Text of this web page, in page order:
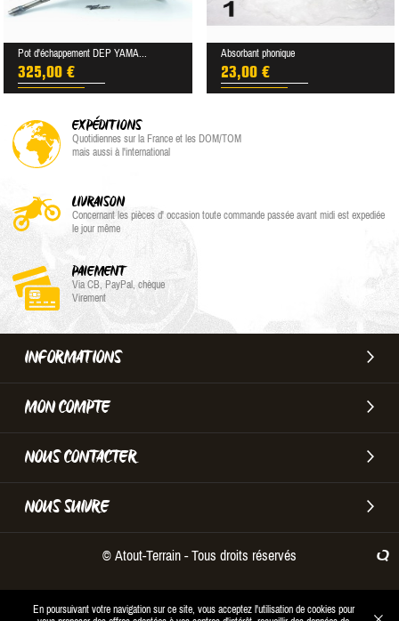
Pot d'échappement DEP YAMA...
325,00 €
Absorbant phonique
23,00 €
EXPÉDITIONS
Quotidiennes sur la France et les DOM/TOM
mais aussi à l'international
LIVRAISON
Concernant les pièces d' occasion toute commande passée avant midi est expediée
le jour même
PAIEMENT
Via CB, PayPal, chèque
Virement
INFORMATIONS
MON COMPTE
NOUS CONTACTER
NOUS SUIVRE
En poursuivant votre navigation sur ce site, vous acceptez l'utilisation de cookies pour
© Atout-Terrain - Tous droits réservés